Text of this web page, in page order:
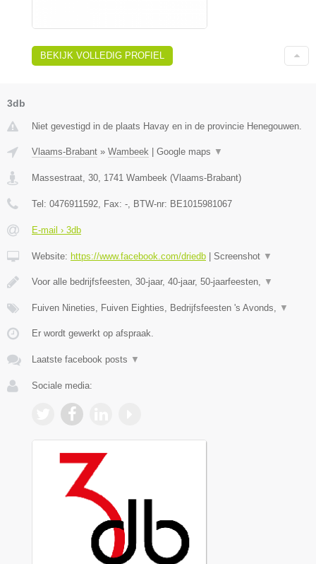
BEKIJK VOLLEDIG PROFIEL
3db
Niet gevestigd in de plaats Havay en in de provincie Henegouwen.
Vlaams-Brabant » Wambeek Google maps ▼
Massestraat, 30 1741 Wambeek (Vlaams-Brabant)
Tel: 0476911592 , Fax: - , BTW-nr: BE1015981067
E-mail › 3db
Website: https://www.facebook.com/driedb Screenshot ▼
Voor alle bedrijfsfeesten, 30-jaar, 40-jaar, 50-jaarfeesten, ▼
Fuiven Nineties, Fuiven Eighties, Bedrijfsfeesten 's Avonds, ▼
Er wordt gewerkt op afspraak.
Laatste facebook posts ▼
Sociale media: